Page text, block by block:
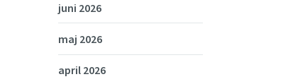
juni 2026
maj 2026
april 2026